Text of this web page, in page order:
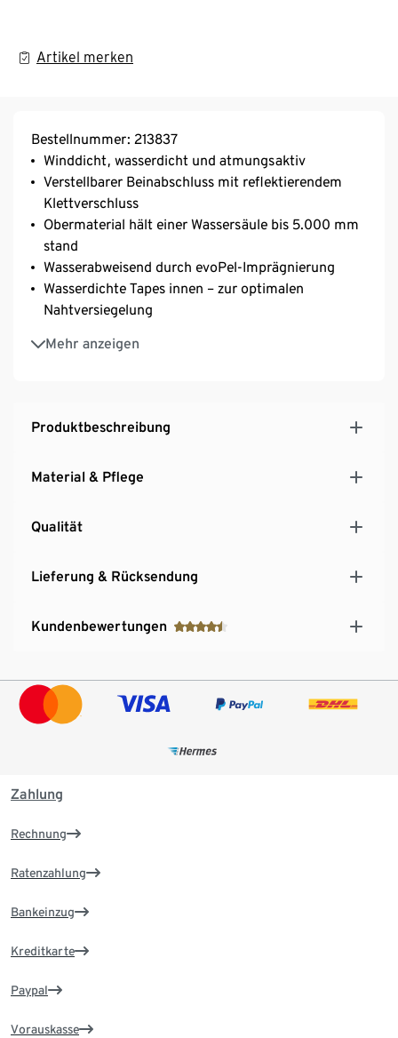
Artikel merken
Bestellnummer: 213837
Winddicht, wasserdicht und atmungsaktiv
Verstellbarer Beinabschluss mit reflektierendem
Klettverschluss
Obermaterial hält einer Wassersäule bis 5.000 mm
stand
Wasserabweisend durch evoPel-Imprägnierung
Wasserdichte Tapes innen – zur optimalen
Nahtversiegelung
Mehr anzeigen
Leichtes Taftfutter und elastischer Bund zum
einfachen An- und Ausziehen
Produktbeschreibung
Material & Pflege
Qualität
Lieferung & Rücksendung
Kundenbewertungen
Zahlung
Rechnung
Ratenzahlung
Bankeinzug
Kreditkarte
Paypal
Vorauskasse